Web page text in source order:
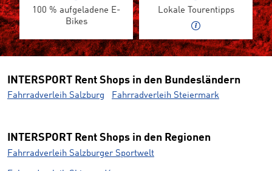
100 % aufgeladene E-
Bikes
Lokale Tourentipps
INTERSPORT Rent Shops in den Bundesländern
Fahrradverleih Salzburg Fahrradverleih Steiermark
INTERSPORT Rent Shops in den Regionen
Fahrradverleih Salzburger Sportwelt